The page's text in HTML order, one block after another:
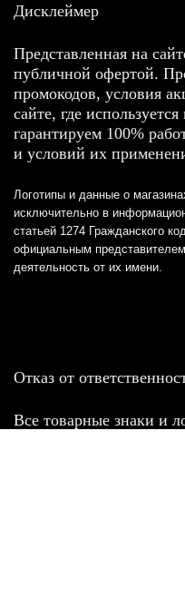
Дисклеймер
Представленная на
публичной офертой.
промокодов, условия
сайте, где
гарантируем 100%
и условий их
Логотипы и данные о
исключительно в
статьей 1274 Гражданского
официальным
деятельность от их имени.
Отказ от
Все товарные знаки и